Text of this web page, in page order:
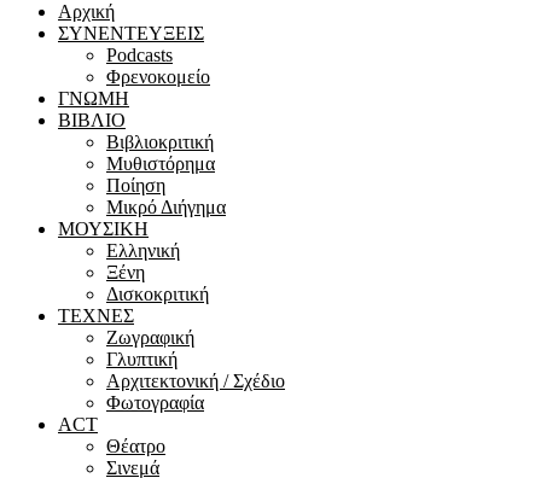
Αρχική
ΣΥΝΕΝΤΕΥΞΕΙΣ
Podcasts
Φρενοκομείο
ΓΝΩΜΗ
ΒΙΒΛΙΟ
Βιβλιοκριτική
Μυθιστόρημα
Ποίηση
Μικρό Διήγημα
ΜΟΥΣΙΚΗ
Ελληνική
Ξένη
Δισκοκριτική
ΤΕΧΝΕΣ
Ζωγραφική
Γλυπτική
Αρχιτεκτονική / Σχέδιο
Φωτογραφία
ACT
Θέατρο
Σινεμά